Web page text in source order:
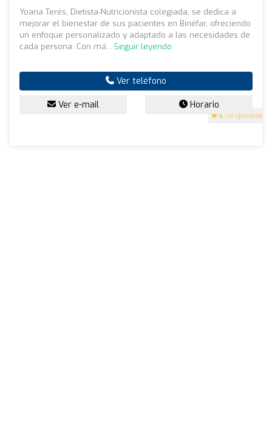
5 (18 opiniones)
Yoana Terés, Dietista-Nutricionista colegiada, se dedica a
mejorar el bienestar de sus pacientes en Binéfar, ofreciendo
un enfoque personalizado y adaptado a las necesidades de
cada persona. Con má... Seguir leyendo
Ver teléfono
Ver e-mail Horario